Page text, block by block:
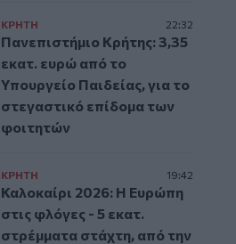
ΚΡΗΤΗ 22:32
Πανεπιστήμιο Κρήτης: 3,35
εκατ. ευρώ από το
Υπουργείο Παιδείας, για το
στεγαστικό επίδομα των
φοιτητών
ΚΡΗΤΗ 19:42
Καλοκαίρι 2026: Η Ευρώπη
στις φλόγες - 5 εκατ.
στρέμματα στάχτη, από την